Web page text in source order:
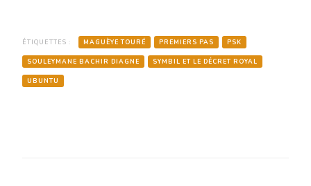
ÉTIQUETTES : MAGUÈYE TOURÉ PREMIERS PAS PSK
SOULEYMANE BACHIR DIAGNE SYMBIL ET LE DÉCRET ROYAL
UBUNTU